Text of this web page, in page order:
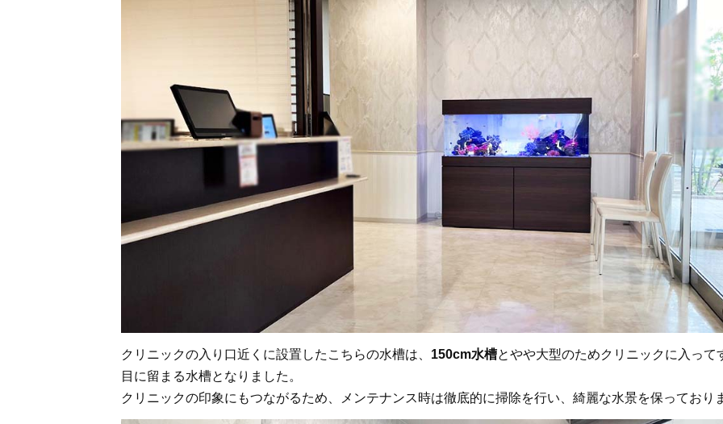
クリニックの入り口近くに設置したこちらの水槽は、 150cm水槽とやや大型のためクリニックに入って
目に留まる水槽となりました。
クリニックの印象にもつながるため、メンテナンス時は徹底的に掃除を行い、綺麗な水景を保っており